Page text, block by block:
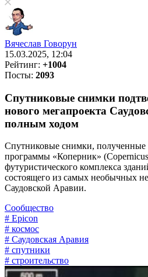
Вячеслав Говорун
15.03.2025, 12:04
Рейтинг: +1004
Посты: 2093
Спутниковые снимки
нового мегапроекта
полным ходом
Спутниковые снимки, полученные
программы «Коперник»
футуристического комплекса
состоящего из самых необычных
Саудовской Аравии.
Сообщество
# Epicon
# космос
# Саудовская Аравия
# спутники
# строительство